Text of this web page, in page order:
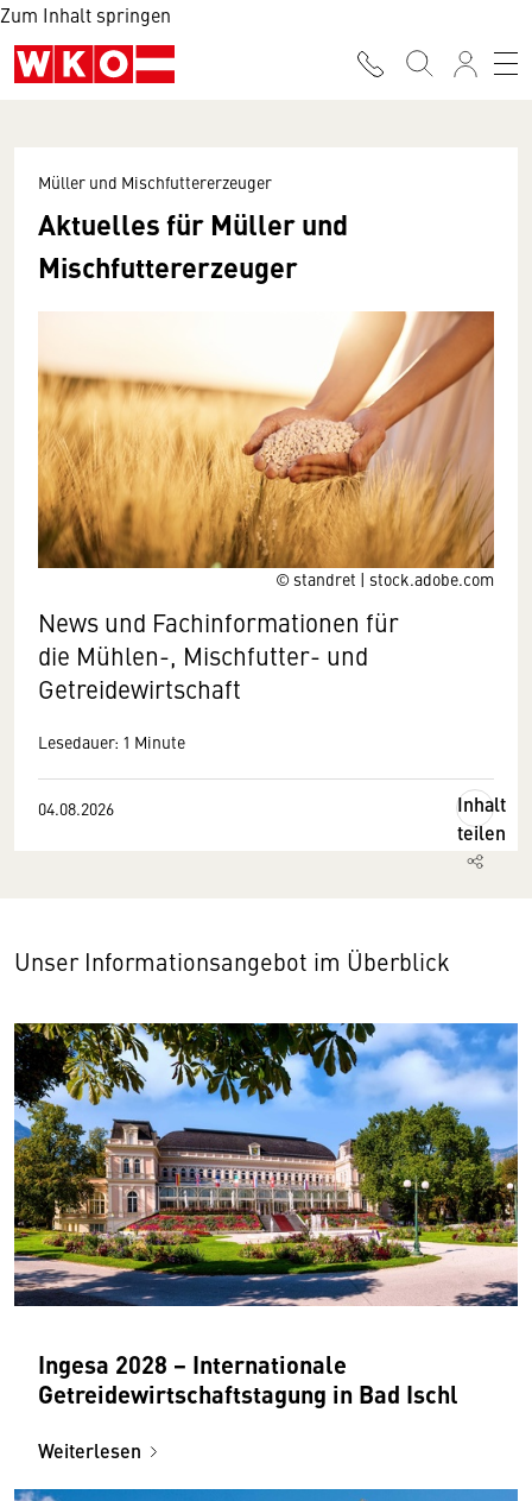
Zum Inhalt springen
© standret | stock.adobe.com
Müller und Mischfuttererzeuger
Aktuelles für Müller und
Mischfuttererzeuger
News und Fachinformationen für
die Mühlen-, Mischfutter- und
Getreidewirtschaft
Lesedauer: 1 Minute
04.08.2026
Inhalt
teilen
Unser Informationsangebot im Überblick
Ingesa 2028 − Internationale
Getreidewirtschaftstagung in Bad Ischl
Weiterlesen